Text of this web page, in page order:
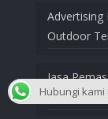
Advertising
Outdoor
Jasa
Hubungi